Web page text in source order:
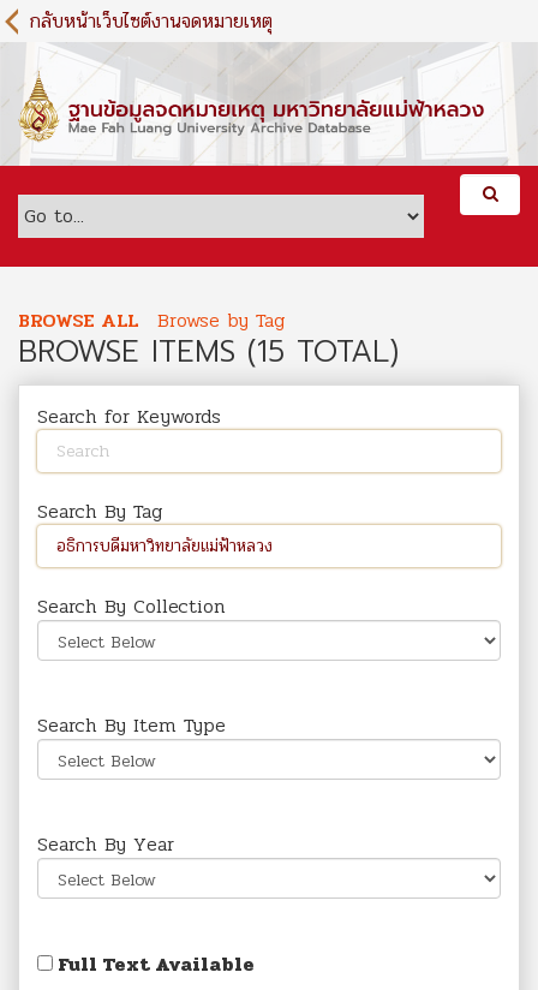
S
k
m
c
กลับหน้าเว็บไซต์งานจดหมายเหตุ
BROWSE ALL Browse by Tag
BROWSE ITEMS (15 TOTAL)
Search for Keywords
Search By Tag
Search By Collection
Search By Item Type
Search By Year
Full Text Available